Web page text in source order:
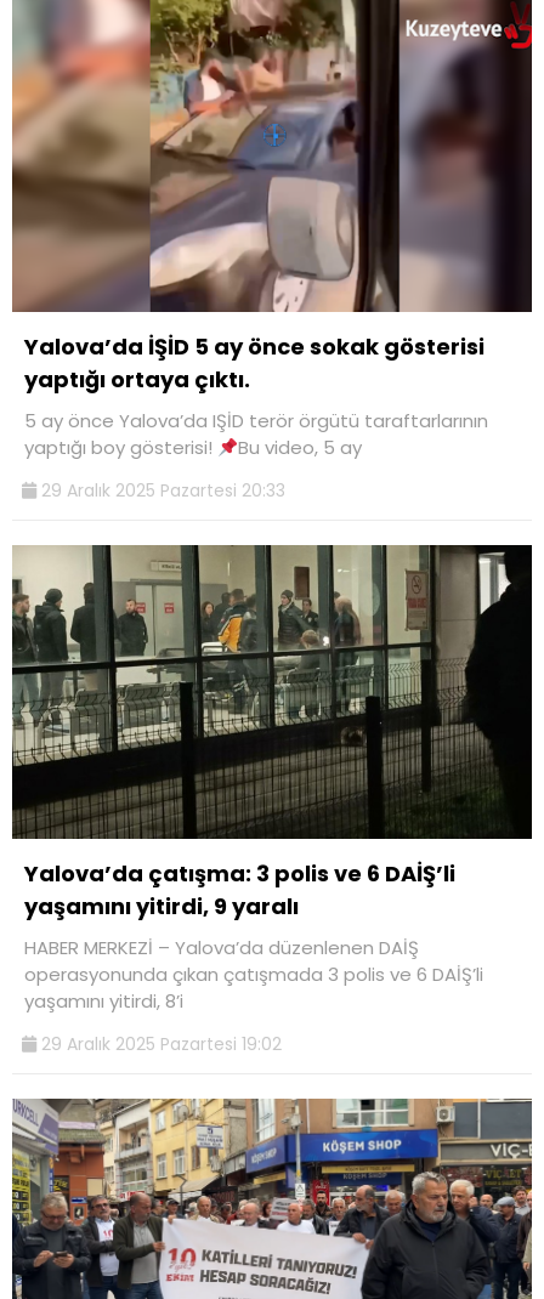
Yalova’da İŞİD 5 ay önce sokak gösterisi
yaptığı ortaya çıktı.
5 ay önce Yalova’da IŞİD terör örgütü taraftarlarının
yaptığı boy gösterisi!
Bu video, 5 ay
29 Aralık 2025 Pazartesi 20:33
Yalova’da çatışma: 3 polis ve 6 DAİŞ’li
yaşamını yitirdi, 9 yaralı
HABER MERKEZİ – Yalova’da düzenlenen DAİŞ
operasyonunda çıkan çatışmada 3 polis ve 6 DAİŞ’li
yaşamını yitirdi, 8’i
29 Aralık 2025 Pazartesi 19:02